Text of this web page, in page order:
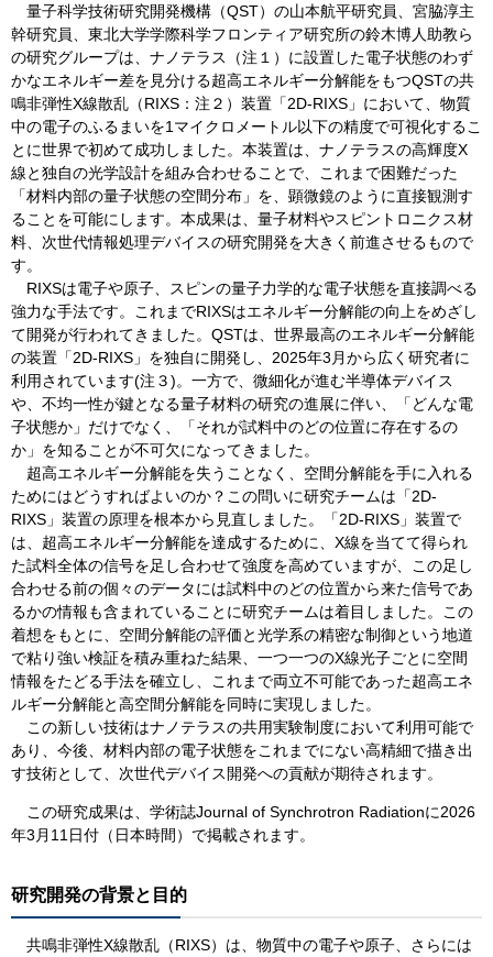
量子科学技術研究開発機構（QST）の山本航平研究員、宮脇淳主
幹研究員、東北大学学際科学フロンティア研究所の鈴木博人助教ら
の研究グループは、ナノテラス（注１）に設置した電子状態のわず
かなエネルギー差を見分ける超高エネルギー分解能をもつQSTの共
鳴非弾性X線散乱（RIXS：注２）装置「2D-RIXS」において、物質
中の電子のふるまいを1マイクロメートル以下の精度で可視化するこ
とに世界で初めて成功しました。本装置は、ナノテラスの高輝度X
線と独自の光学設計を組み合わせることで、これまで困難だった
「材料内部の量子状態の空間分布」を、顕微鏡のように直接観測す
ることを可能にします。本成果は、量子材料やスピントロニクス材
料、次世代情報処理デバイスの研究開発を大きく前進させるもので
す。
RIXSは電子や原子、スピンの量子力学的な電子状態を直接調べる
強力な手法です。これまでRIXSはエネルギー分解能の向上をめざし
て開発が行われてきました。QSTは、世界最高のエネルギー分解能
の装置「2D-RIXS」を独自に開発し、2025年3月から広く研究者に
利用されています(注３)。一方で、微細化が進む半導体デバイス
や、不均一性が鍵となる量子材料の研究の進展に伴い、「どんな電
子状態か」だけでなく、「それが試料中のどの位置に存在するの
か」を知ることが不可欠になってきました。
超高エネルギー分解能を失うことなく、空間分解能を手に入れる
ためにはどうすればよいのか？この問いに研究チームは「2D-
RIXS」装置の原理を根本から見直しました。「2D-RIXS」装置で
は、超高エネルギー分解能を達成するために、X線を当てて得られ
た試料全体の信号を足し合わせて強度を高めていますが、この足し
合わせる前の個々のデータには試料中のどの位置から来た信号であ
るかの情報も含まれていることに研究チームは着目しました。この
着想をもとに、空間分解能の評価と光学系の精密な制御という地道
で粘り強い検証を積み重ねた結果、一つ一つのX線光子ごとに空間
情報をたどる手法を確立し、これまで両立不可能であった超高エネ
ルギー分解能と高空間分解能を同時に実現しました。
この新しい技術はナノテラスの共用実験制度において利用可能で
あり、今後、材料内部の電子状態をこれまでにない高精細で描き出
す技術として、次世代デバイス開発への貢献が期待されます。
この研究成果は、学術誌Journal​ of Synchrotron Radiationに2026
年3月11日付（日本時間）で掲載されます。
研究開発の背景と目的
共鳴非弾性X線散乱（RIXS）は、物質中の電子や原子、さらには